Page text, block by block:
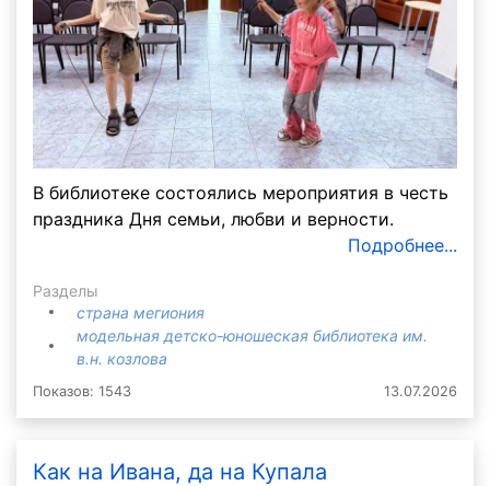
В библиотеке состоялись мероприятия в честь
праздника Дня семьи, любви и верности.
Подробнее...
Разделы
страна мегиония
модельная детско-юношеская библиотека им.
в.н. козлова
Показов: 1543 13.07.2026
Как на Ивана, да на Купала